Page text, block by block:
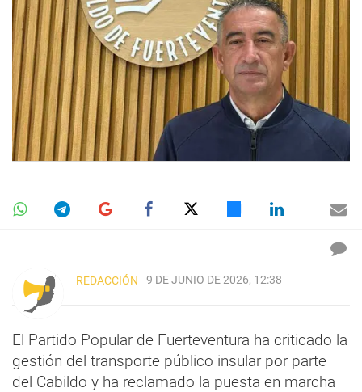
REDACCIÓN 9 DE JUNIO DE 2026, 12:38
El Partido Popular de Fuerteventura ha criticado la
gestión del transporte público insular por parte
del Cabildo y ha reclamado la puesta en marcha